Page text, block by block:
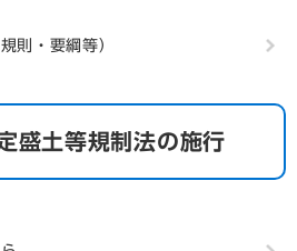
則・要綱等）
盛土等規制法の施行